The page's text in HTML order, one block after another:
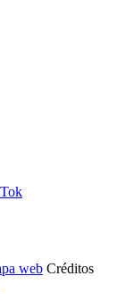
web Créditos